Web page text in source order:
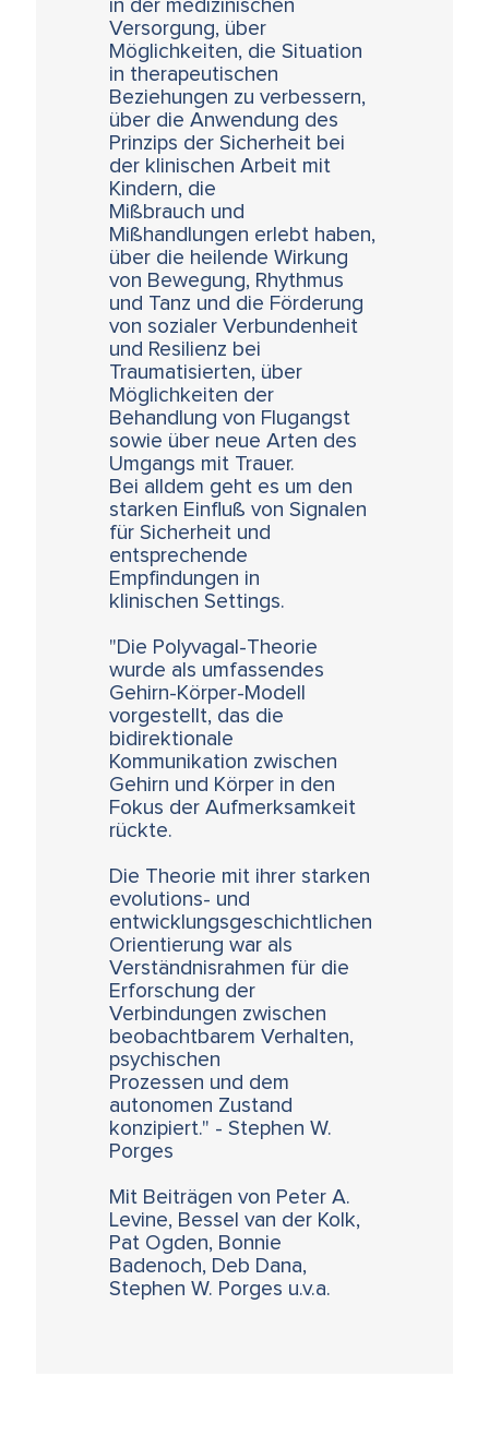
in der medizinischen
Versorgung, über
Möglichkeiten, die Situation
in therapeutischen
Beziehungen zu verbessern,
über die Anwendung des
Prinzips der Sicherheit bei
der klinischen Arbeit mit
Kindern, die
Mißbrauch und
Mißhandlungen erlebt haben,
über die heilende Wirkung
von Bewegung, Rhythmus
und Tanz und die Förderung
von sozialer Verbundenheit
und Resilienz bei
Traumatisierten, über
Möglichkeiten der
Behandlung von Flugangst
sowie über neue Arten des
Umgangs mit Trauer.
Bei alldem geht es um den
starken Einfluß von Signalen
für Sicherheit und
entsprechende
Empfindungen in
klinischen Settings.
"Die Polyvagal-Theorie
wurde als umfassendes
Gehirn-Körper-Modell
vorgestellt, das die
bidirektionale
Kommunikation zwischen
Gehirn und Körper in den
Fokus der Aufmerksamkeit
rückte.
Die Theorie mit ihrer starken
evolutions- und
entwicklungsgeschichtlichen
Orientierung war als
Verständnisrahmen für die
Erforschung der
Verbindungen zwischen
beobachtbarem Verhalten,
psychischen
Prozessen und dem
autonomen Zustand
konzipiert." - Stephen W.
Porges
Mit Beiträgen von Peter A.
Levine, Bessel van der Kolk,
Pat Ogden, Bonnie
Badenoch, Deb Dana,
Stephen W. Porges u.v.a.